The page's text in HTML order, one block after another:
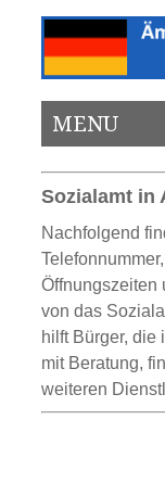
MENU
Sozialamt in
Nachfolgend
Öffnungszeiten
von das
hilft Bürger, die
mit Beratung,
weiteren